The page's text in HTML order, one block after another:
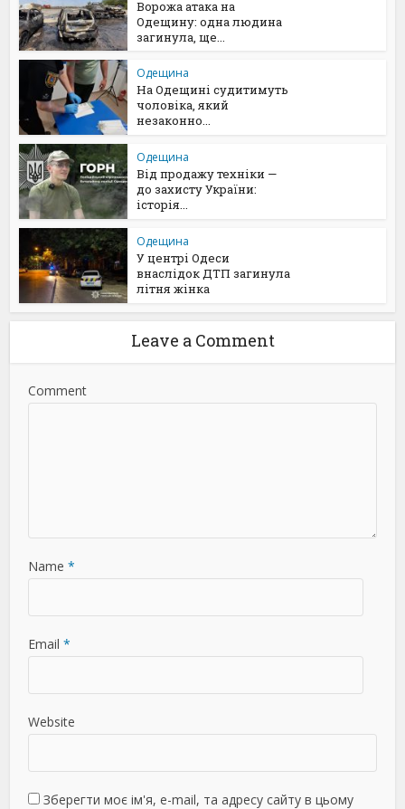
Ворожа атака на
Одещину: одна людина
загинула, ще...
Одещина
На Одещині судитимуть
чоловіка, який
незаконно...
Одещина
Від продажу техніки —
до захисту України:
історія...
Одещина
У центрі Одеси
внаслідок ДТП загинула
літня жінка
Leave a Comment
Comment
Name *
Email *
Website
Зберегти моє ім'я, e-mail, та адресу сайту в цьому